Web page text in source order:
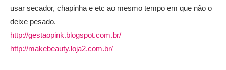
usar secador, chapinha e etc ao mesmo tempo em que não o
deixe pesado.
http://gestaopink.blogspot.com.br/
http://makebeauty.loja2.com.br/